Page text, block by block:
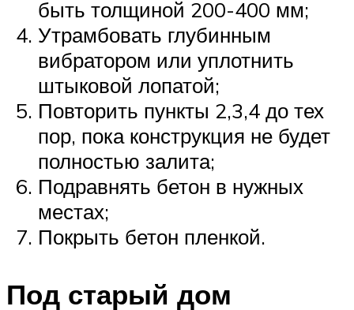
быть толщиной 200-400 мм;
Утрамбовать глубинным
вибратором или уплотнить
штыковой лопатой;
Повторить пункты 2,3,4 до тех
пор, пока конструкция не будет
полностью залита;
Подравнять бетон в нужных
местах;
Покрыть бетон пленкой.
Под старый дом